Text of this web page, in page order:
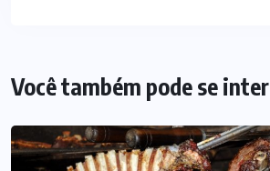
Você também pode se